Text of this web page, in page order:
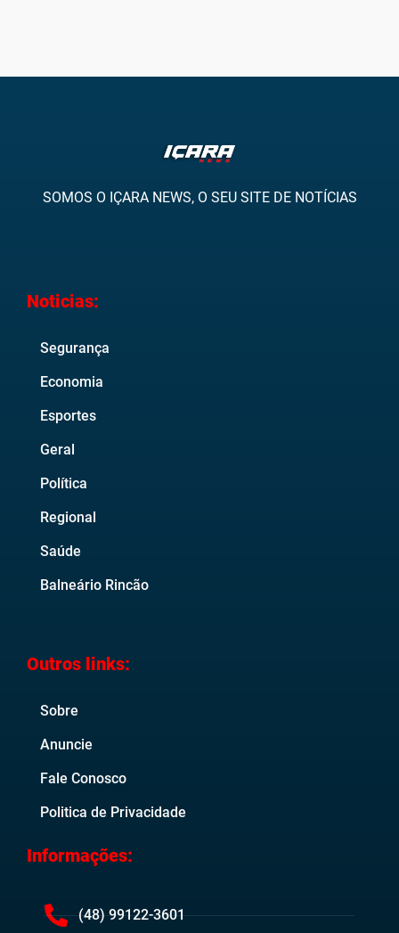
SOMOS O IÇARA NEWS, O SEU SITE DE NOTÍCIAS
Noticias:
Segurança
Economia
Esportes
Geral
Política
Regional
Saúde
Balneário Rincão
Outros links:
Sobre
Anuncie
Fale Conosco
Politica de Privacidade
Informações:
(48) 99122-3601